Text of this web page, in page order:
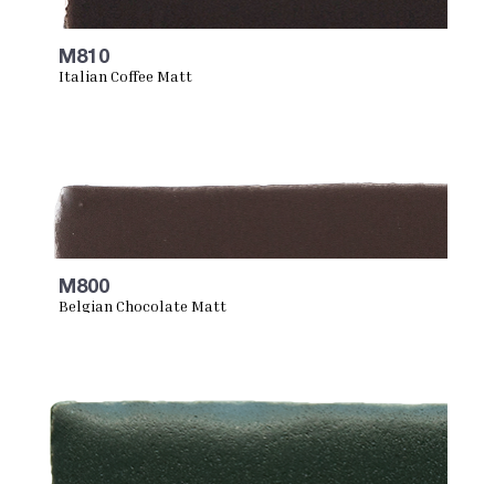
M810
Italian Coffee Matt
M800
Belgian Chocolate Matt